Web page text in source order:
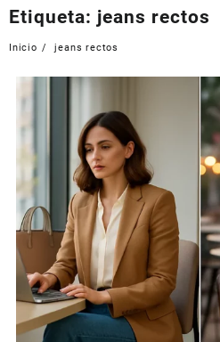
Etiqueta: jeans rectos
Inicio jeans rectos